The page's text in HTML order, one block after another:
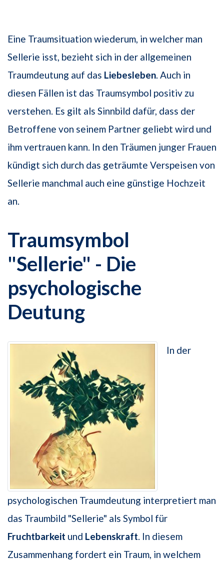
Eine Traumsituation wiederum, in welcher man
Sellerie isst, bezieht sich in der allgemeinen
Traumdeutung auf das Liebesleben. Auch in
diesen Fällen ist das Traumsymbol positiv zu
verstehen. Es gilt als Sinnbild dafür, dass der
Betroffene von seinem Partner geliebt wird und
ihm vertrauen kann. In den Träumen junger Frauen
kündigt sich durch das geträumte Verspeisen von
Sellerie manchmal auch eine günstige Hochzeit
an.
Traumsymbol
"Sellerie" - Die
psychologische
Deutung
In der
psychologischen Traumdeutung interpretiert man
das Traumbild "Sellerie" als Symbol für
Fruchtbarkeit und Lebenskraft. In diesem
Zusammenhang fordert ein Traum, in welchem